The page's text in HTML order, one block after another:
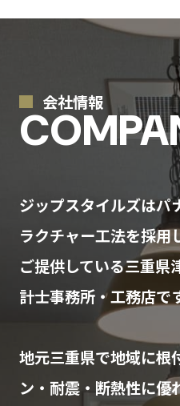
会社情報
ジップスタイルズはパ
ラクチャー工法を採用
ご提供している三重県
計士事務所・工務店で
地元三重県で地域に根
ン・耐震・断熱性に優